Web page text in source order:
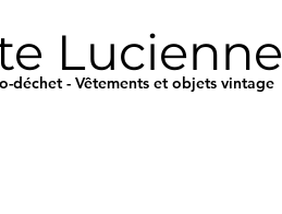
Lucienne
déchet - Vêtements et objets vintage